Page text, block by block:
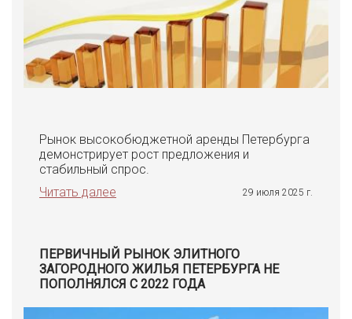
Рынок высокобюджетной аренды Петербурга
демонстрирует рост предложения и
стабильный спрос.
Читать далее
29 июля 2025 г.
ПЕРВИЧНЫЙ РЫНОК ЭЛИТНОГО
ЗАГОРОДНОГО ЖИЛЬЯ ПЕТЕРБУРГА НЕ
ПОПОЛНЯЛСЯ С 2022 ГОДА